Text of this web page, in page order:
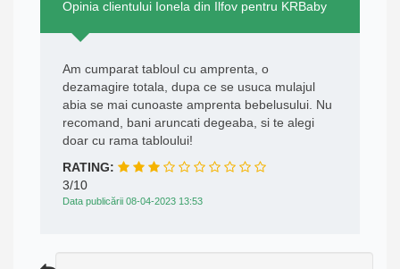
Opinia clientului Ionela din Ilfov pentru KRBaby
Am cumparat tabloul cu amprenta, o
dezamagire totala, dupa ce se usuca mulajul
abia se mai cunoaste amprenta bebelusului. Nu
recomand, bani aruncati degeaba, si te alegi
doar cu rama tabloului!
RATING:
3/10
Data publicării 08-04-2023 13:53